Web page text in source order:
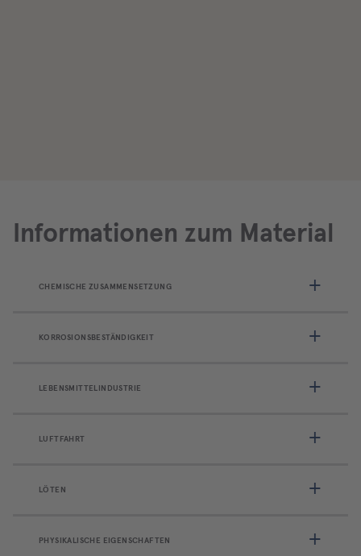
Informationen zum Material
CHEMISCHE ZUSAMMENSETZUNG
KORROSIONSBESTÄNDIGKEIT
LEBENSMITTELINDUSTRIE
LUFTFAHRT
LÖTEN
PHYSIKALISCHE EIGENSCHAFTEN